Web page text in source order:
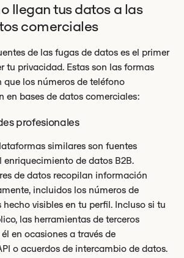
llegan tus datos a las
comerciales
de las fugas de datos es el primer
tu privacidad. Estas son las formas
que los números de teléfono
en bases de datos comerciales:
profesionales
similares son fuentes
enriquecimiento de datos B2B.
de datos recopilan información
incluidos los números de
hecho visibles en tu perfil. Incluso si tu
las herramientas de terceros
en ocasiones a través de
o acuerdos de intercambio de datos.